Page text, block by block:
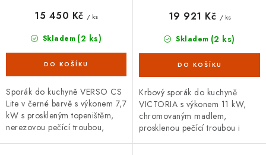
Skladem (2 ks)
15 450 Kč / ks
Sporák do kuchyně VERSO CS
Lite v černé barvě s výkonem 7,7
kW s proskleným topeništěm,
nerezovou pečící troubou,
Skladem (2 ks)
19 921 Kč / ks
Krbový sporák do kuchyně
VICTORIA s výkonem 11 kW,
chromovaným madlem,
prosklenou pečící troubou i